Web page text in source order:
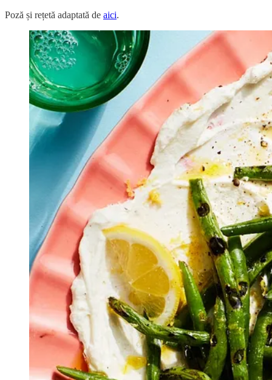
Poză și rețetă adaptată de aici.